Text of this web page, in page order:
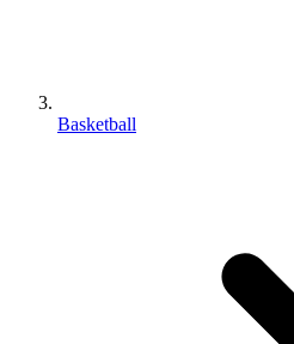
Basketball